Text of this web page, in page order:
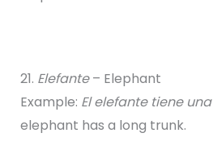
21. Elefante– Elephant
Example: El elefante tiene
elephant has a long trunk.